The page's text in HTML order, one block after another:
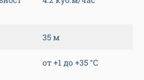
35 м
от +1 до +35 °C